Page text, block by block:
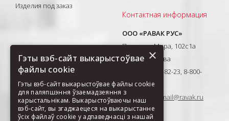
Изделия под заказ
Контактная информация
ООО «РАВАК РУС»
Проспект Мира, 102с1а
129626, Москва
T: +7(495) 710-82-23, 8-800-
333-41-51
E-mail:ravak-mail@ravak.ru
×
Гэты вэб-сайт выкарыстоўвае
файлы cookie
Гэты вэб-сайт выкарыстоўвае файлы cookie
для паляпшэння ўзаемадзеяння з
карыстальнікам. Выкарыстоўваючы наш
вэб-сайт, вы згаджаецеся на выкарыстанне
ўсіх файлаў cookie у адпаведнасці з нашай